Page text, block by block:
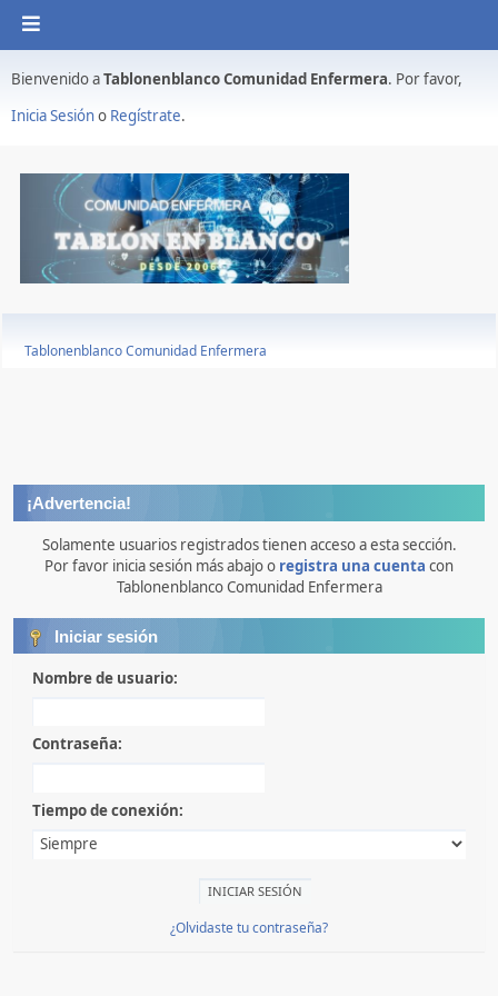
Bienvenido aTablonenblanco Comunidad Enfermera. Por favor,
Inicia Sesióno Regístrate.
Tablonenblanco Comunidad Enfermera
¡Advertencia!
Solamente usuarios registrados tienen acceso a esta sección.
Por favor inicia sesión más abajo o registra una cuenta con
Tablonenblanco Comunidad Enfermera
Iniciar sesión
Nombre de usuario:
Contraseña:
Tiempo de conexión:
¿Olvidaste tu contraseña?